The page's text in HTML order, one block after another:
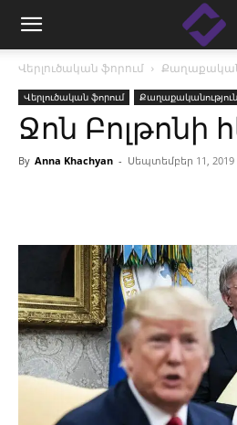
Վերլուծական ֆորում
Վերլուծական ֆորում Քաղաքականություն
Ջոն Բոլթոնի
By Anna Khachyan - Սեպտեմբեր 11, 2019